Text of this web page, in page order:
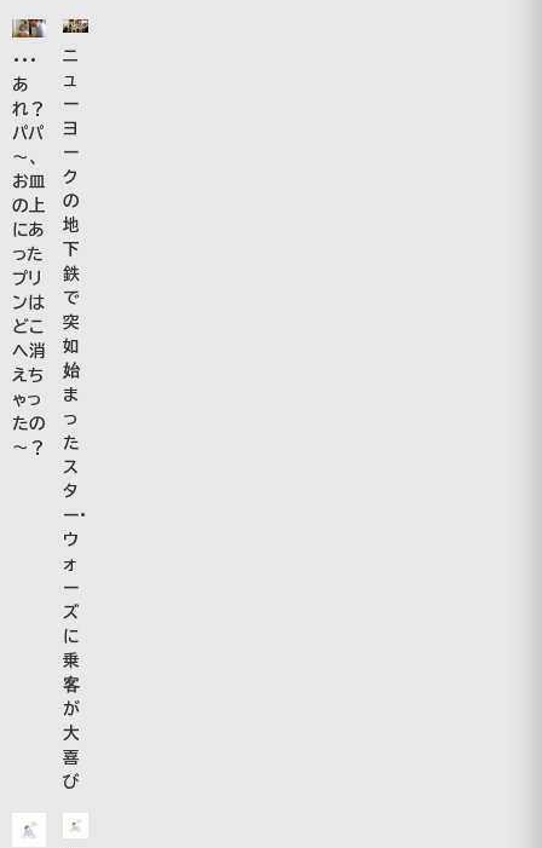
・・・
あ
れ？
パパ
～、
お皿
の上
にあ
った
プリ
ンは
どこ
へ消
えち
ゃっ
たの
～？
ニ
ュ
ー
ヨ
ー
ク
の
地
下
鉄
で
突
如
始
ま
っ
た
ス
タ
ー・
ウ
ォ
ー
ズ
に
乗
客
が
大
喜
び